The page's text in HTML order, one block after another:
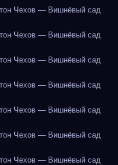
Чехов — Вишнёвый сад
Чехов — Вишнёвый сад
Чехов — Вишнёвый сад
Чехов — Вишнёвый сад
Чехов — Вишнёвый сад
Чехов — Вишнёвый сад
Чехов — Вишнёвый сад